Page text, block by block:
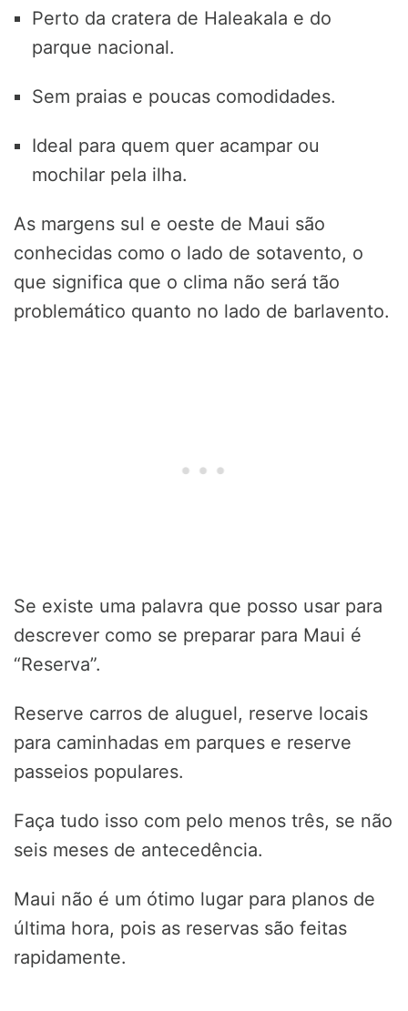
Perto da cratera de Haleakala e do
parque nacional.
Sem praias e poucas comodidades.
Ideal para quem quer acampar ou
mochilar pela ilha.
As margens sul e oeste de Maui são
conhecidas como o lado de sotavento, o
que significa que o clima não será tão
problemático quanto no lado de barlavento.
Se existe uma palavra que posso usar para
descrever como se preparar para Maui é
“Reserva”.
Reserve carros de aluguel, reserve locais
para caminhadas em parques e reserve
passeios populares.
Faça tudo isso com pelo menos três, se não
seis meses de antecedência.
Maui não é um ótimo lugar para planos de
última hora, pois as reservas são feitas
rapidamente.